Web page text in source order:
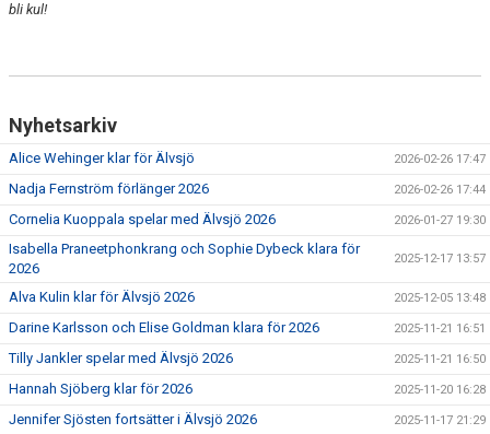
bli kul!
Nyhetsarkiv
Alice Wehinger klar för Älvsjö 2026-02-26 17:47
Nadja Fernström förlänger 2026 2026-02-26 17:44
Cornelia Kuoppala spelar med Älvsjö 2026 2026-01-27 19:30
Isabella Praneetphonkrang och Sophie Dybeck klara för
2026
2025-12-17 13:57
Alva Kulin klar för Älvsjö 2026 2025-12-05 13:48
Darine Karlsson och Elise Goldman klara för 2026 2025-11-21 16:51
Tilly Jankler spelar med Älvsjö 2026 2025-11-21 16:50
Hannah Sjöberg klar för 2026 2025-11-20 16:28
Jennifer Sjösten fortsätter i Älvsjö 2026 2025-11-17 21:29